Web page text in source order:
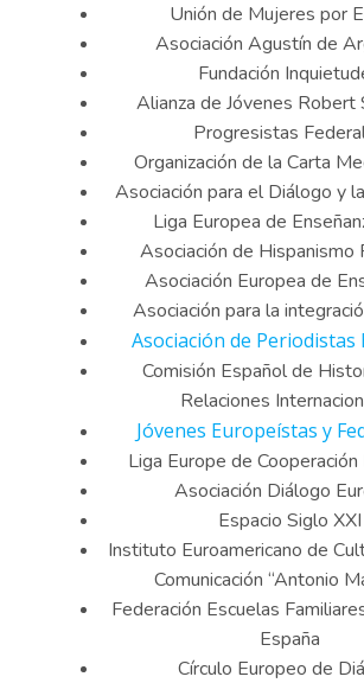
Unión de Mujeres por
Asociación Agustín de
Fundación
Alianza de Jóvenes Robert
Progresistas
Organización de la Carta
Asociación para el Diálogo y
Liga Europea de
Asociación de Hispanismo
Asociación Europea de
Asociación para la
Asociación de Periodistas
Comisión Español de
Relaciones
Jóvenes Europeístas y
Liga Europe de Cooperación
Asociación Diálogo
Espacio Siglo XXI
Instituto Euroamericano de
Comunicación “Antonio
Federación Escuelas
España
Círculo Europeo de